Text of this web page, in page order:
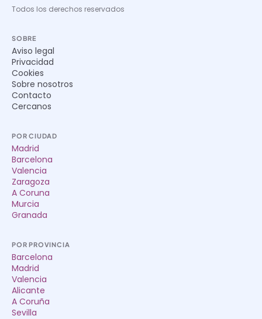
Todos los derechos reservados
SOBRE
Aviso legal
Privacidad
Cookies
Sobre nosotros
Contacto
Cercanos
POR CIUDAD
Madrid
Barcelona
Valencia
Zaragoza
A Coruna
Murcia
Granada
POR PROVINCIA
Barcelona
Madrid
Valencia
Alicante
A Coruña
Sevilla